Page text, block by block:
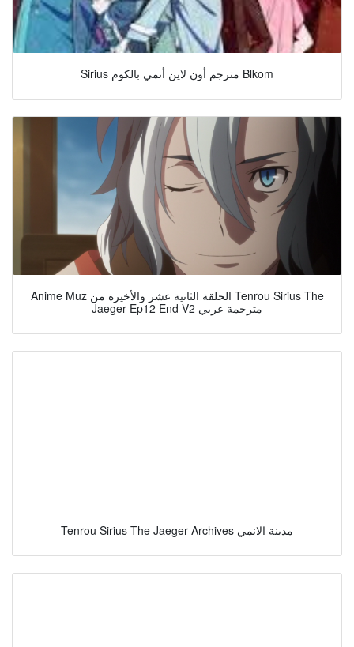
Sirius مترجم أون لاين أنمي بالكوم Blkom
Anime Muz الحلقة الثانية عشر والأخيرة من Tenrou Sirius The
Jaeger Ep12 End V2 مترجمة عربي
Tenrou Sirius The Jaeger Archives مدينة الانمي